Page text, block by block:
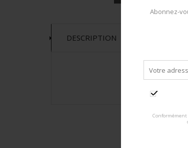
Abonnez-
DESCRIPTION